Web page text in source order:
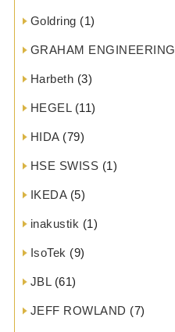
Goldring (1)
GRAHAM ENGINEERING
Harbeth (3)
HEGEL(11)
HIDA(79)
HSE SWISS (1)
IKEDA(5)
inakustik (1)
IsoTek (9)
JBL(61)
JEFF ROWLAND (7)